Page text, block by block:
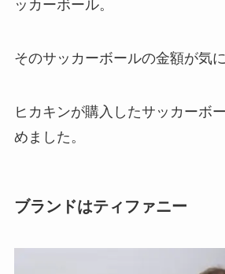
ッカーボール。
そのサッカーボールの金額が気
ヒカキンが購入したサッカーボ
めました。
ブランドはティファニー